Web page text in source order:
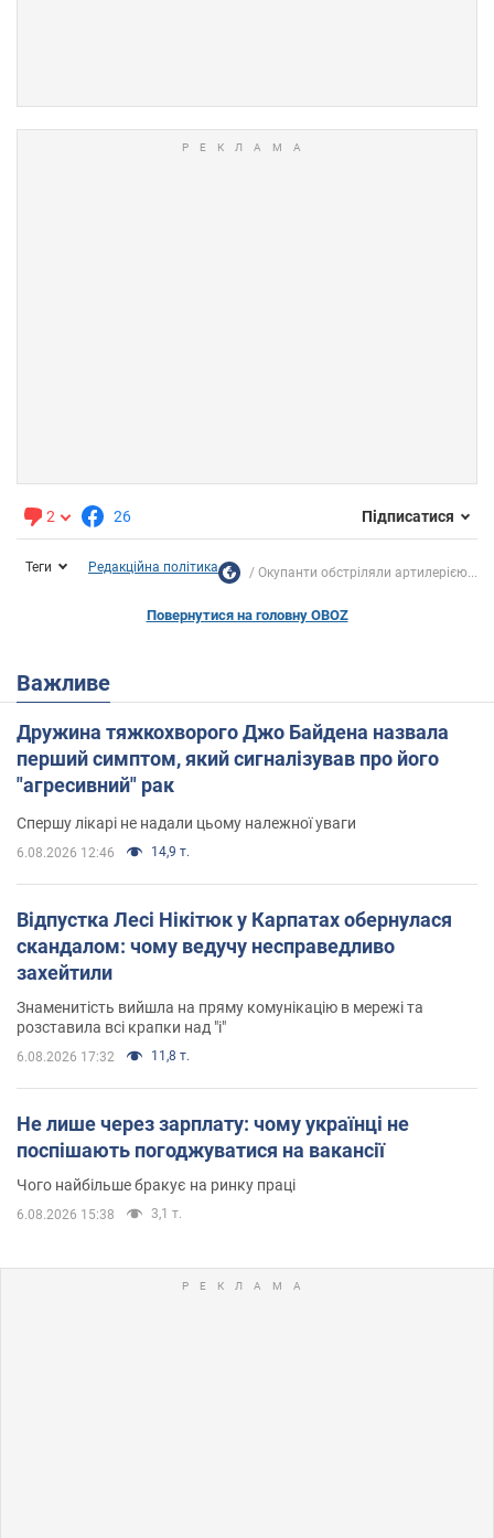
2 26 Підписатися
Теги Редакційна політика Окупанти обстріляли артилерією...
Повернутися на головну OBOZ
Важливе
Дружина тяжкохворого Джо Байдена назвала
перший симптом, який сигналізував про його
"агресивний" рак
Спершу лікарі не надали цьому належної уваги
6.08.2026 12:46 14,9 т.
Відпустка Лесі Нікітюк у Карпатах обернулася
скандалом: чому ведучу несправедливо
захейтили
Знаменитість вийшла на пряму комунікацію в мережі та
розставила всі крапки над "і"
6.08.2026 17:32 11,8 т.
Не лише через зарплату: чому українці не
поспішають погоджуватися на вакансії
Чого найбільше бракує на ринку праці
6.08.2026 15:38 3,1 т.